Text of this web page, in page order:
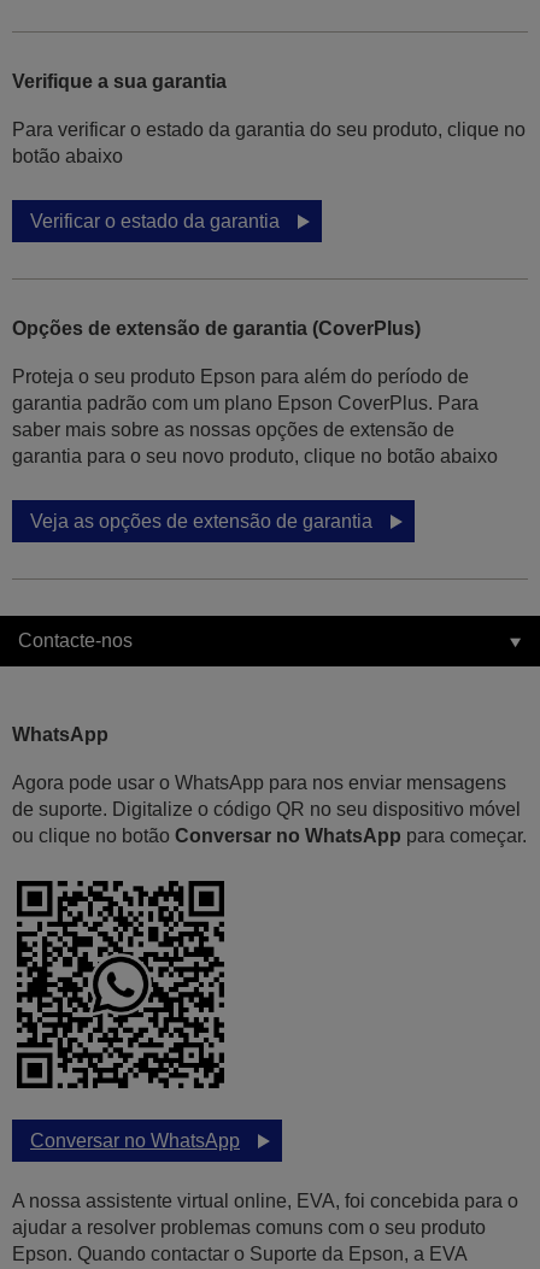
Verifique a sua garantia
Para verificar o estado da garantia do seu produto, clique no
botão abaixo
Verificar o estado da garantia
Opções de extensão de garantia (CoverPlus)
Proteja o seu produto Epson para além do período de
garantia padrão com um plano Epson CoverPlus. Para
saber mais sobre as nossas opções de extensão de
garantia para o seu novo produto, clique no botão abaixo
Veja as opções de extensão de garantia
Contacte-nos
WhatsApp
Agora pode usar o WhatsApp para nos enviar mensagens
de suporte. Digitalize o código QR no seu dispositivo móvel
ou clique no botão Conversar no WhatsApp para começar.
Conversar no WhatsApp
A nossa assistente virtual online, EVA, foi concebida para o
ajudar a resolver problemas comuns com o seu produto
Epson. Quando contactar o Suporte da Epson, a EVA